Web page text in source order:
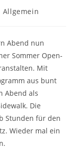
Allgemein
Abend nun
Sommer Open-
Mit
aus bunt
Abend als
Die
Stunden für den
Wieder mal ein